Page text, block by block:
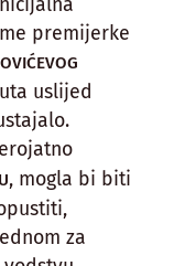
premijerke
uslijed
, mogla bi biti
za